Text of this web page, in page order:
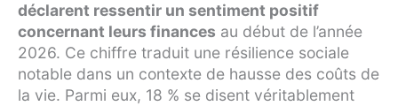
déclarent ressentir un sentiment positif
concernant leurs finances au début de l’année
2026. Ce chiffre traduit une résilience sociale
notable dans un contexte de hausse des coûts de
la vie. Parmi eux, 18 % se disent véritablement